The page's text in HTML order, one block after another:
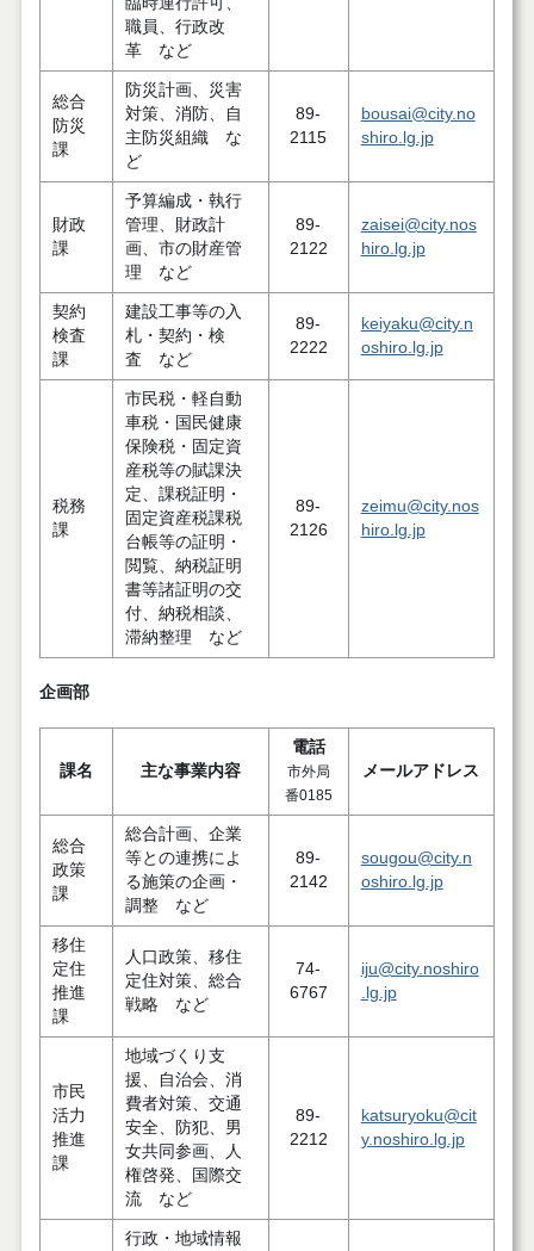
職員、行政改
革 など
総合
防災
課
防災計画、災害
対策、消防、自
主防災組織 な
ど
89-
2115
bousai@city.no
shiro.lg.jp
財政
課
予算編成・執行
管理、財政計
画、市の財産管
理 など
89-
2122
zaisei@city.nos
hiro.lg.jp
契約
検査
課
建設工事等の入
札・契約・検
査 など
89-
2222
keiyaku@city.n
oshiro.lg.jp
税務
課
市民税・軽自動
車税・国民健康
保険税・固定資
産税等の賦課決
定、課税証明・
固定資産税課税
台帳等の証明・
閲覧、納税証明
書等諸証明の交
付、納税相談、
滞納整理 など
89-
2126
zeimu@city.nos
hiro.lg.jp
企画部
課名 主な事業内容
電話
市外局
番0185
メールアドレス
総合
政策
課
総合計画、企業
等との連携によ
る施策の企画・
調整 など
89-
2142
sougou@city.n
oshiro.lg.jp
移住
定住
推進
課
人口政策、移住
定住対策、総合
戦略 など
74-
6767
iju@city.noshiro
.lg.jp
市民
活力
推進
課
地域づくり支
援、自治会、消
費者対策、交通
安全、防犯、男
女共同参画、人
権啓発、国際交
流 など
89-
2212
katsuryoku@cit
y.noshiro.lg.jp
行政・地域情報